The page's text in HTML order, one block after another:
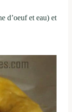
d’oeuf et eau) et